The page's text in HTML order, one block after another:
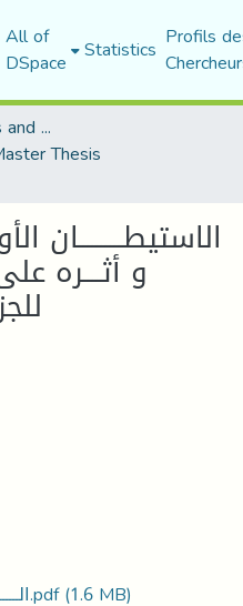
All of
DSpace Statistics Profils
Faculty of Humanities and Social Sciences
Thesis
الاستيطــــــــــان
و أثــــره
1 الـــــــــــواجهة_18 فهرس المحتوى.pdf(1.6 MB)